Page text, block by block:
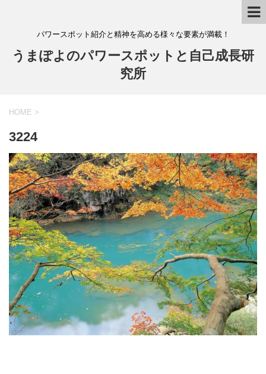
パワースポット紹介と精神を高める様々な要素が満載！
うまぽよのパワースポットと自己成長研
究所
HOME >
3224